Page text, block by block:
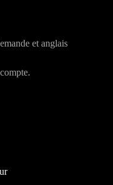
et anglais